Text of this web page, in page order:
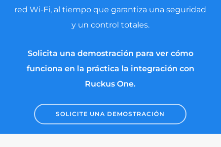
red Wi-Fi, al tiempo que garantiza una seguridad
y un control totales.
Solicita una demostración para ver cómo
funciona en la práctica la integración con
Ruckus One.
SOLICITE UNA DEMOSTRACIÓN